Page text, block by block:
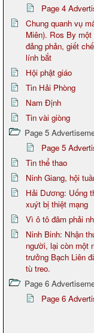
Page 4
Chung quanh vụ
Miên). Ros By
đảng phản, giết
lính bắt
Hội phật giáo
Tin Hải Phòng
Nam Định
Tin vài giòng
Page 5
Page 5
Tin thể thao
Ninh Giang, hội
Hải Dương: Uống
xuýt bị thiệt mạng
Vì ô tô đâm phải
Ninh Binh: Nhận
người, lại còn một
trưởng Bạch Liên
tù treo.
Page 6
Page 6